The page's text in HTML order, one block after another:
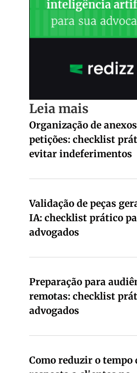
Leia mais
Organização de
petições: checklist
evitar indeferimentos
Validação de peças
IA: checklist prático
advogados
Preparação para
remotas: checklist
advogados
Como reduzir o tempo